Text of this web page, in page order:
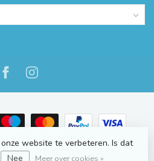
- Powered byLightspeed-
Dyvelopment
website te verbeteren. Is dat
Nee Meer over cookies »